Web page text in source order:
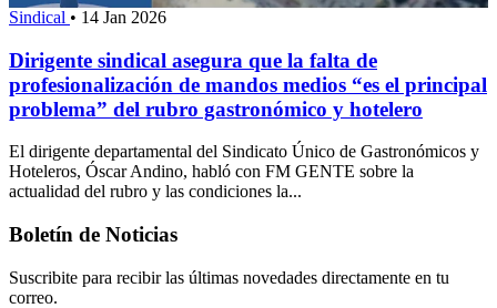
Sindical • 14 Jan 2026
Dirigente sindical asegura que la falta de
profesionalización de mandos medios “es el principal
problema” del rubro gastronómico y hotelero
El dirigente departamental del Sindicato Único de Gastronómicos y
Hoteleros, Óscar Andino, habló con FM GENTE sobre la
actualidad del rubro y las condiciones la...
Boletín de Noticias
Suscribite para recibir las últimas novedades directamente en tu
correo.